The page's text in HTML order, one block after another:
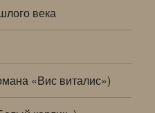
века
«Вис виталис»)